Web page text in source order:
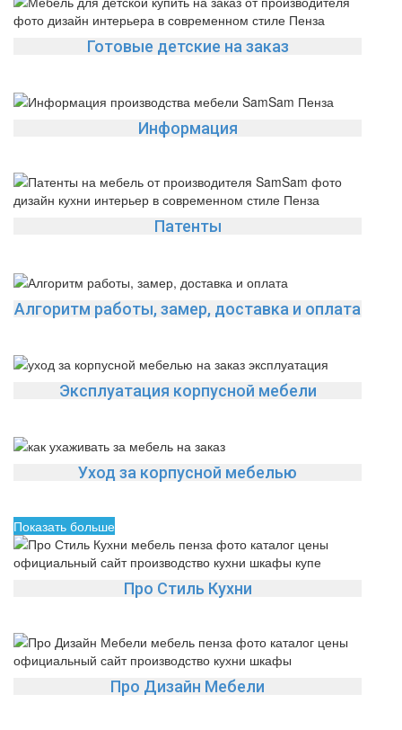
Готовые детские на заказ
Информация
Патенты
Алгоритм работы, замер, доставка и оплата
Эксплуатация корпусной мебели
Уход за корпусной мебелью
Показать больше
Про Стиль Кухни
Про Дизайн Мебели